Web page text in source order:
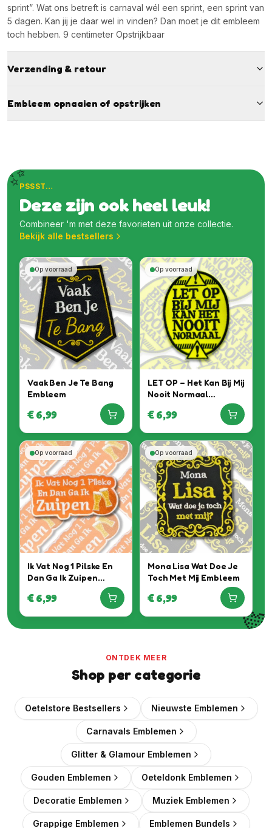
sprint”. Wat ons betreft is carnaval wél een sprint, een sprint van
5 dagen. Kan jij je daar wel in vinden? Dan moet je dit embleem
toch hebben. 9 centimeter Opstrijkbaar
Verzending & retour
Embleem opnaaien of opstrijken
PSSST…
Deze zijn ook heel leuk!
Combineer 'm met deze favorieten uit onze collectie.
Bekijk alle bestsellers
Op voorraad
Vaak Ben Je Te Bang
Embleem
€6,99
Op voorraad
LET OP – Het Kan Bij Mij
Nooit Normaal
€6,99
Op voorraad
Ik Vat Nog 1 Pilske En
Dan Ga Ik Zuipen
€6,99
Op voorraad
Mona Lisa Wat Doe Je
Toch Met Mij Embleem
€6,99
ONTDEK MEER
Shop per categorie
Oetelstore Bestsellers Nieuwste Emblemen
Carnavals Emblemen
Glitter & Glamour Emblemen
Gouden Emblemen Oeteldonk Emblemen
Decoratie Emblemen Muziek Emblemen
Grappige Emblemen Emblemen Bundels